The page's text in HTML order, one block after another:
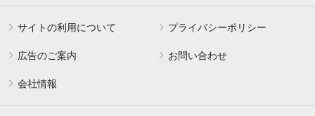
サイトの利用について プライバシーポリシー
広告のご案内 お問い合わせ
会社情報